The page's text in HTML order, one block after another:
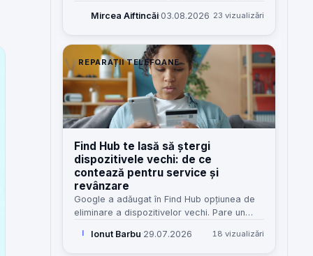
care știe tot”. Iată cum îl construiesc eu,
Mircea Aiftincăi·03.08.2026 23 vizualizări
REPARAȚII TELEFOANE
Find Hub te lasă să ștergi
dispozitivele vechi: de ce
contează pentru service și
revânzare
Google a adăugat în Find Hub opțiunea de
eliminare a dispozitivelor vechi. Pare un
și clienți înseamnă mai puțină confuzie și
I Ionut Barbu·29.07.2026 18 vizualizări